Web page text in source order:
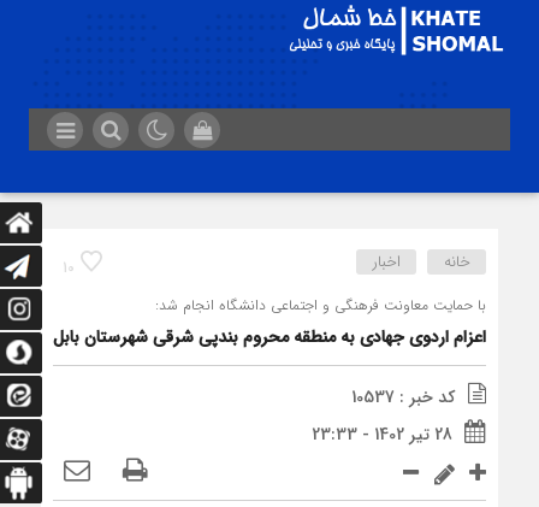
10 خانه اخبار
با حمایت معاونت فرهنگی و اجتماعی دانشگاه انجام شد:
اعزام اردوی جهادی به منطقه محروم بندپی شرقی شهرستان بابل
کد خبر : 10537
28 تیر 1402 - 23:33